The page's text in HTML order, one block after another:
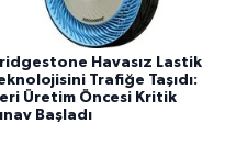
Havasız Lastik
Trafiğe Taşıdı:
Üretim Öncesi Kritik
Başladı